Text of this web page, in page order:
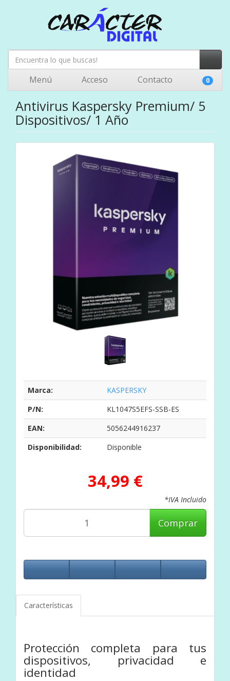
Menú Acceso Contacto 0
Antivirus Kaspersky Premium/ 5
Dispositivos/ 1 Año
Marca:
KASPERSKY
P/N:
KL1047S5EFS-SSB-ES
EAN:
5056244916237
Disponibilidad:
Disponible
34,99 €
*IVA Incluido
Comprar
Características
Protección completa para tus
dispositivos, privacidad e
identidad